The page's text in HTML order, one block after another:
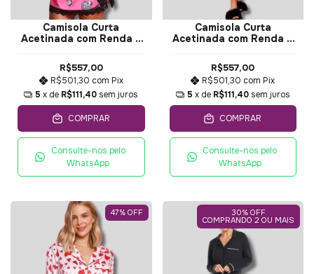
Camisola Curta
Acetinada com Renda e
Miss Victtória
R$557,00
R$501,30 com Pix
5 x de R$111,40 sem juros
COMPRAR
Consulte-nos pelo
WhatsApp
Camisola Curta
Acetinada com Renda e
- Miss Victtória
R$557,00
R$501,30 com Pix
5 x de R$111,40 sem juros
COMPRAR
Consulte-nos pelo
WhatsApp
47% OFF 30% OFF
COMPRANDO 2 OU MAIS